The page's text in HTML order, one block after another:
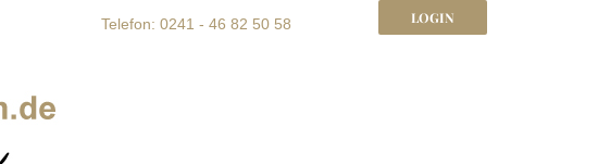
Telefon: 0241 - 46 82 50 58 LOGIN